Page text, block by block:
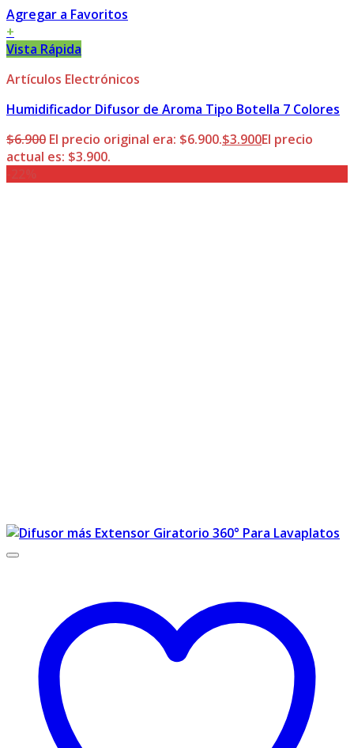
Agregar a Favoritos
+
Vista Rápida
Artículos Electrónicos
Humidificador Difusor de Aroma Tipo Botella 7 Colores
$6.900 El precio original era: $6.900.$3.900El precio
actual es: $3.900.